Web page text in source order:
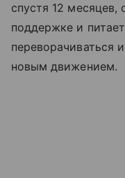
спустя 12
поддержке и
переворачиваться
новым движением.